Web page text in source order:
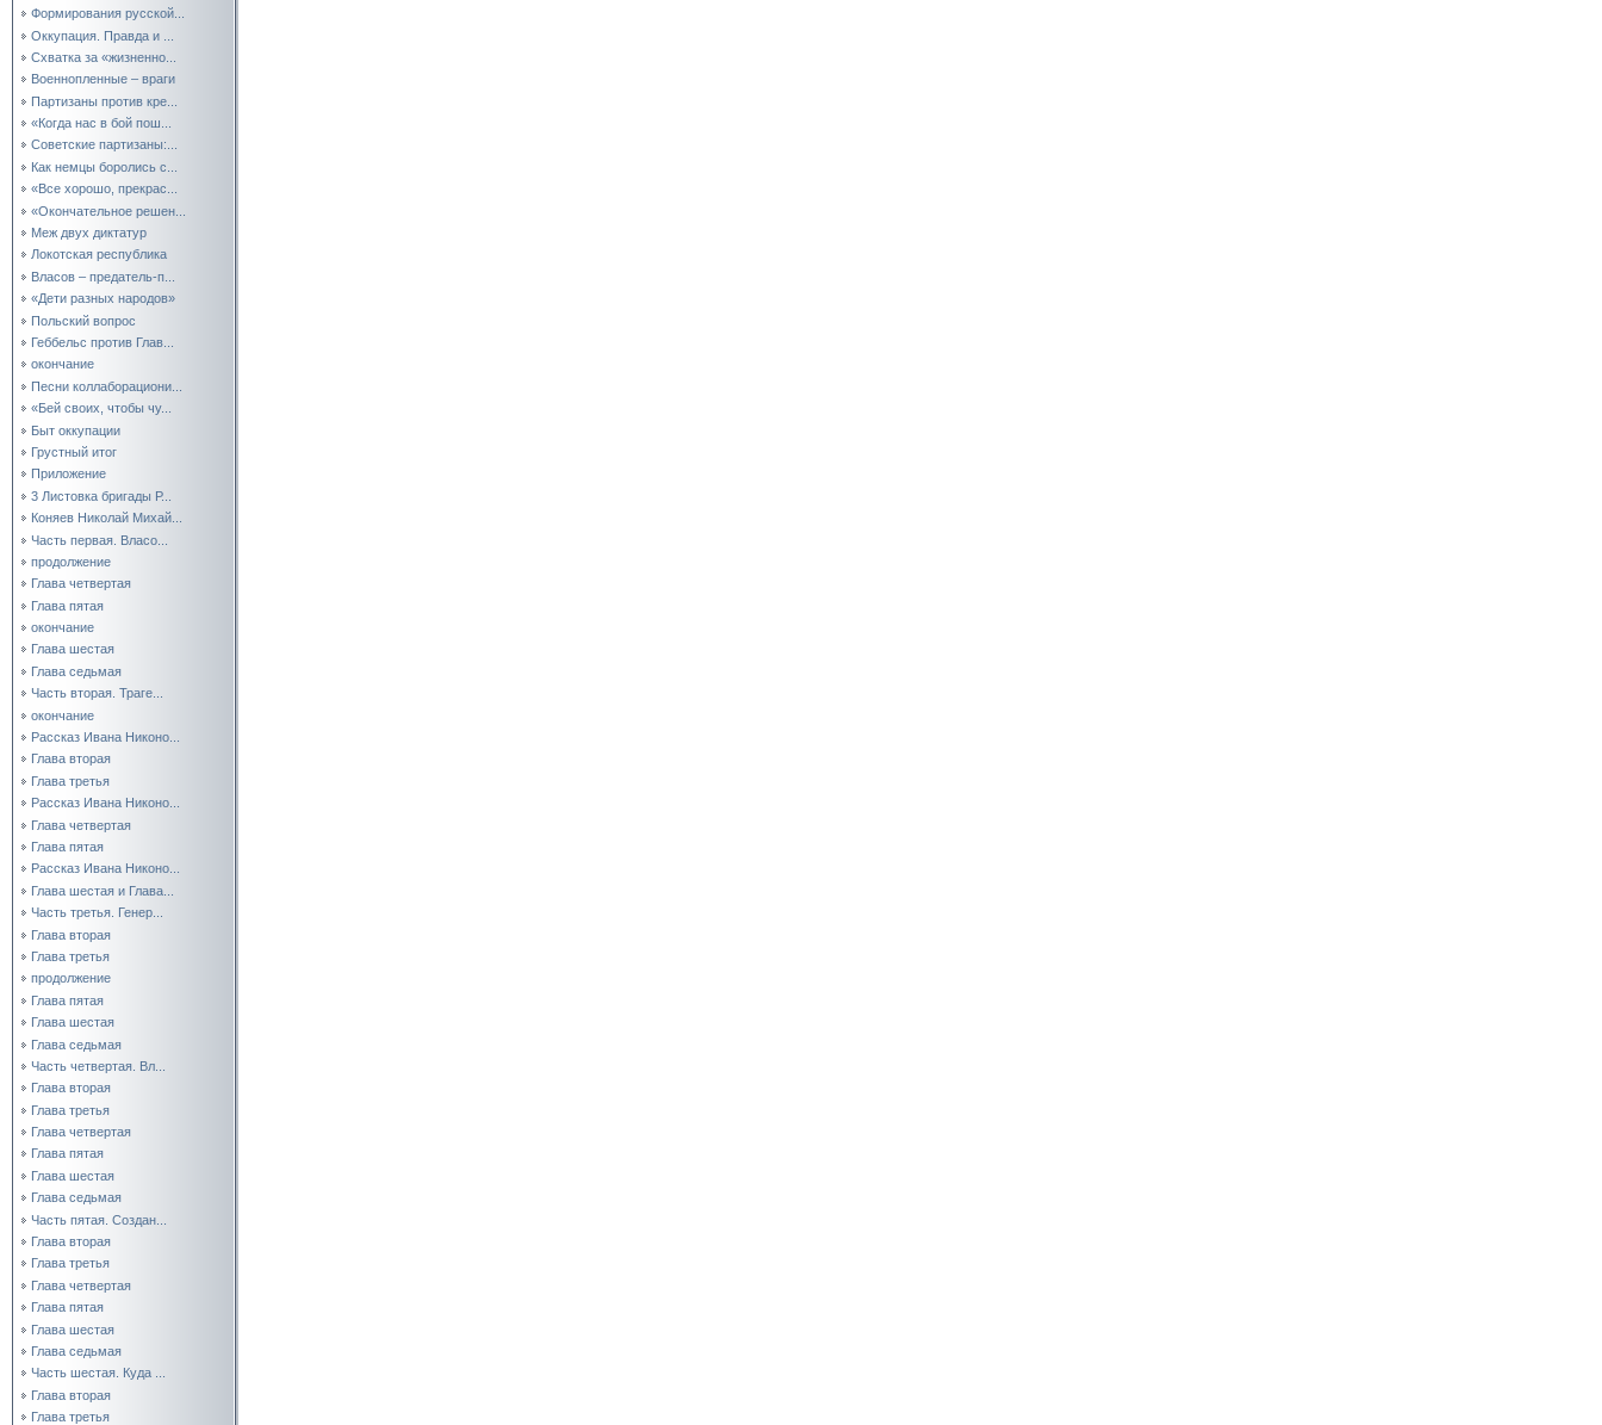
Формирования русской...
Оккупация. Правда и ...
Схватка за «жизненно...
Военнопленные – враги
Партизаны против кре...
«Когда нас в бой пош...
Советские партизаны:...
Как немцы боролись с...
«Все хорошо, прекрас...
«Окончательное решен...
Меж двух диктатур
Локотская республика
Власов – предатель-п...
«Дети разных народов»
Польский вопрос
Геббельс против Глав...
окончание
Песни коллаборациони...
«Бей своих, чтобы чу...
Быт оккупации
Грустный итог
Приложение
3 Листовка бригады Р...
Коняев Николай Михай...
Часть первая. Власо...
продолжение
Глава четвертая
Глава пятая
окончание
Глава шестая
Глава седьмая
Часть вторая. Траге...
окончание
Рассказ Ивана Никоно...
Глава вторая
Глава третья
Рассказ Ивана Никоно...
Глава четвертая
Глава пятая
Рассказ Ивана Никоно...
Глава шестая и Глава...
Часть третья. Генер...
Глава вторая
Глава третья
продолжение
Глава пятая
Глава шестая
Глава седьмая
Часть четвертая. Вл...
Глава вторая
Глава третья
Глава четвертая
Глава пятая
Глава шестая
Глава седьмая
Часть пятая. Создан...
Глава вторая
Глава третья
Глава четвертая
Глава пятая
Глава шестая
Глава седьмая
Часть шестая. Куда ...
Глава вторая
Глава третья